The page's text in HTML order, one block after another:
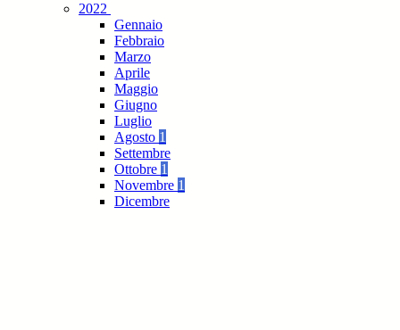
2022
Gennaio
Febbraio
Marzo
Aprile
Maggio
Giugno
Luglio
Agosto 1
Settembre
Ottobre 1
Novembre 1
Dicembre